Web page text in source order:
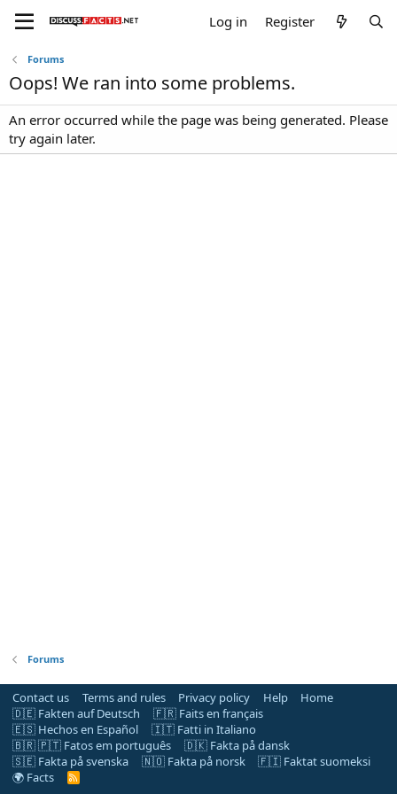
Log in Register
Forums
Oops! We ran into some problems.
An error occurred while the page was being generated. Please
try again later.
Forums
Contact us Terms and rules Privacy policy Help
Home
🇩🇪 Fakten auf Deutsch
🇫🇷 Faits en français
🇪🇸 Hechos en Español
🇮🇹 Fatti in Italiano
🇧🇷 🇵🇹 Fatos em português
🇩🇰 Fakta på dansk
🇸🇪 Fakta på svenska
🇳🇴 Fakta på norsk
🇫🇮 Faktat suomeksi
🌍 Facts
R